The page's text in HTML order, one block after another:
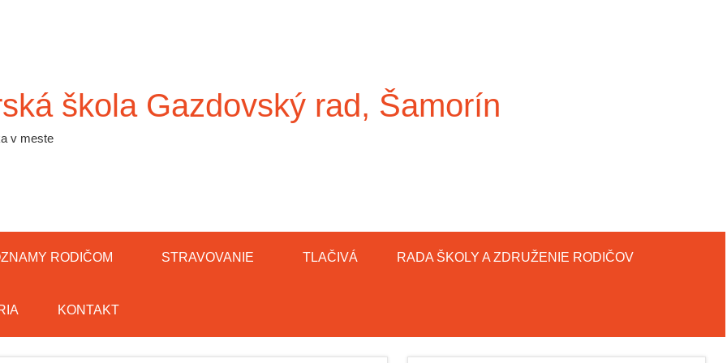
škola Gazdovský rad, Šamorín
v meste
RODIČOM STRAVOVANIE TLAČIVÁ RADA ŠKOLY A ZDRUŽENIE RODIČOV
KONTAKT